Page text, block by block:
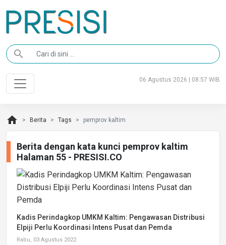
search
06 Agustus 2026 | 08:57 WIB
home Berita Tags pemprov kaltim
Berita dengan kata kunci pemprov kaltim
Halaman 55 - PRESISI.CO
Kadis Perindagkop UMKM Kaltim: Pengawasan Distribusi
Elpiji Perlu Koordinasi Intens Pusat dan Pemda
Rabu, 03 Agustus 2022